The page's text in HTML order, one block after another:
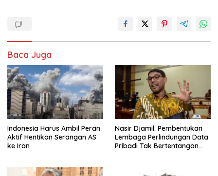
Baca Juga
Indonesia Harus Ambil Peran
Aktif Hentikan Serangan AS
ke Iran
Nasir Djamil: Pembentukan
Lembaga Perlindungan Data
Pribadi Tak Bertentangan